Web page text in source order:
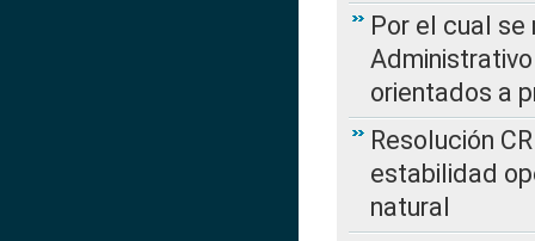
Por el cual
orientados a
Resolución
estabilidad
natural